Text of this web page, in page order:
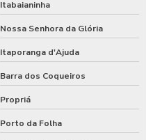
Itabaianinha
Nossa Senhora da Glória
Itaporanga d'Ajuda
Barra dos Coqueiros
Propriá
Porto da Folha